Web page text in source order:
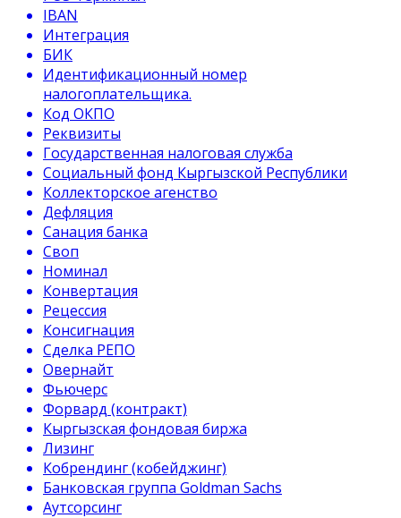
IBAN
Интеграция
БИК
Идентификационный номер
налогоплательщика.
Код ОКПО
Реквизиты
Государственная налоговая служба
Социальный фонд Кыргызской Республики
Коллекторское агенство
Дефляция
Санация банка
Своп
Номинал
Конвертация
Рецессия
Консигнация
Сделка РЕПО
Овернайт
Фьючерс
Форвард (контракт)
Кыргызская фондовая биржа
Лизинг
Кобрендинг (кобейджинг)
Банковская группа Goldman Sachs
Аутсорсинг